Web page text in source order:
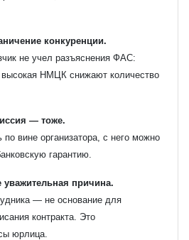
конкуренции.
не учел разъяснения ФАС:
НМЦК снижают количество
— тоже.
по вине организатора, с него можно
гарантию.
причина.
— не основание для
контракта. Это
юрлица.